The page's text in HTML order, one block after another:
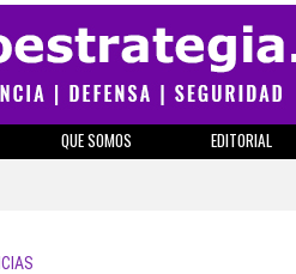
QUE SOMOS EDITORIAL